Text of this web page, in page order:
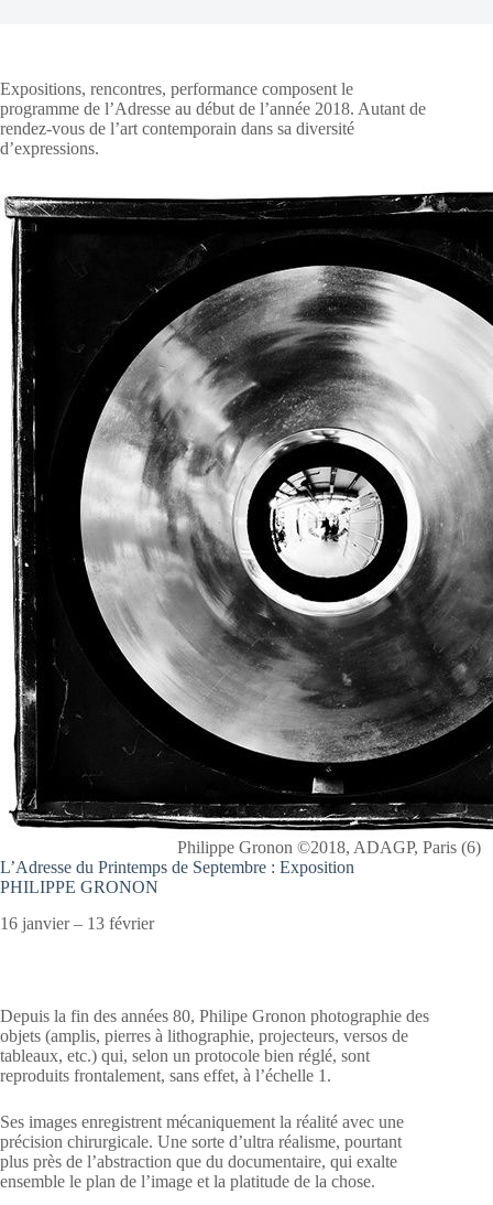
Expositions, rencontres, performance composent le
programme de l’Adresse au début de l’année 2018. Autant de
rendez-vous de l’art contemporain dans sa diversité
d’expressions.
Philippe Gronon ©2018, ADAGP, Paris (6)
L’Adresse du Printemps de Septembre : Exposition
PHILIPPE GRONON
16 janvier – 13 février
Depuis la fin des années 80, Philipe Gronon photographie des
objets (amplis, pierres à lithographie, projecteurs, versos de
tableaux, etc.) qui, selon un protocole bien réglé, sont
reproduits frontalement, sans effet, à l’échelle 1.
Ses images enregistrent mécaniquement la réalité avec une
précision chirurgicale. Une sorte d’ultra réalisme, pourtant
plus près de l’abstraction que du documentaire, qui exalte
ensemble le plan de l’image et la platitude de la chose.